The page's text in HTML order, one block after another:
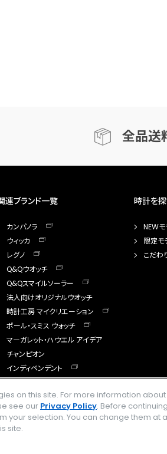
全品送
連ブランド一覧
カンパノラ
ウィッカ
レグノ
Q&Qウオッチ
Q&Qスマイルソーラー
法人向けオリジナルウオッチ
時計工房 マイクリエーション
ポール・スミス ウォッチ
マーガレット・ハウエル アイデア
チャンピオン
インディペンデント
時計を
NEWモ
限定モ
こだわ
on this site. For more information
see our Privacy Policy. Before
your selection. You can change them at
site.